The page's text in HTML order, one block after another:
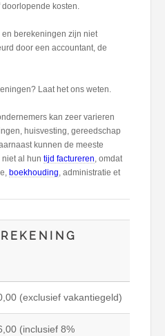
kosten.
berekeningen zijn niet
door een accountant, de
Laat het ons weten.
kan zeer varieren
huisvesting, gereedschap
kunnen de meeste
al hun tijd factureren, omdat
boekhouding, administratie et
(exclusief vakantiegeld)
(inclusief 8%